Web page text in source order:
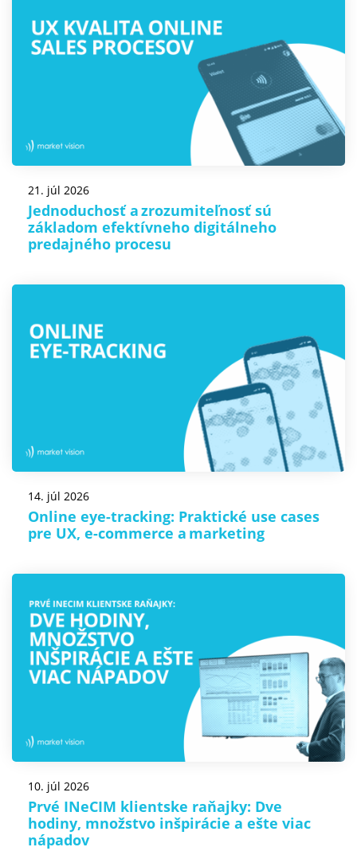
21. júl 2026
Jednoduchosť a zrozumiteľnosť sú
základom efektívneho digitálneho
predajného procesu
14. júl 2026
Online eye-tracking: Praktické use cases
pre UX, e-commerce a marketing
10. júl 2026
Prvé INeCIM klientske raňajky: Dve
hodiny, množstvo inšpirácie a ešte viac
nápadov